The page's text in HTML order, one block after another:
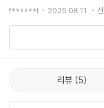
f******t 2025.08.11.
리뷰 5